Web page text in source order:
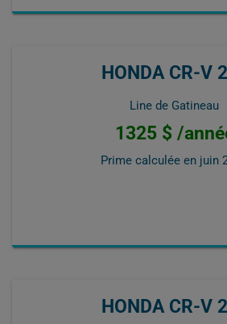
HONDA CR-V
Line de Gatineau
1325 $ /
Prime calculée en juin
HONDA CR-V